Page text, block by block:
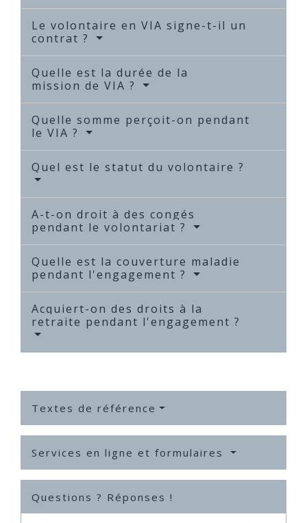
Le volontaire en VIA signe-t-il un
contrat ?
Quelle est la durée de la
mission de VIA ?
Quelle somme perçoit-on pendant
le VIA ?
Quel est le statut du volontaire ?
A-t-on droit à des congés
pendant le volontariat ?
Quelle est la couverture maladie
pendant l'engagement ?
Acquiert-on des droits à la
retraite pendant l'engagement ?
Textes de référence
Services en ligne et formulaires
Questions ? Réponses !